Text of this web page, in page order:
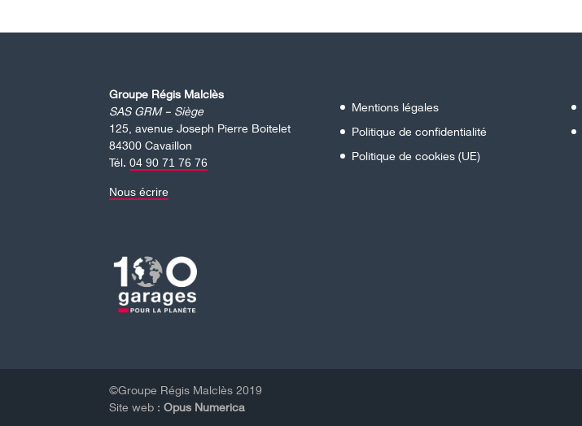
Groupe Régis Malclès
SAS GRM – Siège
125, avenue Joseph Pierre Boitelet
84300 Cavaillon
Tél.04 90 71 76 76
Nous écrire
Mentions légales
Politique de confidentialité
Politique de cookies (UE)
©Groupe Régis Malclès 2019
Site web :Opus Numerica